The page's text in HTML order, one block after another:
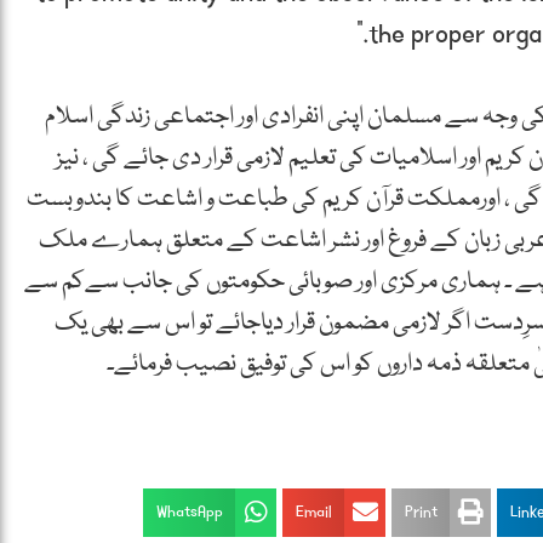
the proper
سے مسلمان اپنی انفرادی اور اجتماعی زندگی اسلام
اور اسلامیات کی تعلیم لازمی قرار دی جائے گی ، نیز
گی ، اورمملکت قرآن کریم کی طباعت و اشاعت کا بندوبست
زبان کے فروغ اور نشر اشاعت کے متعلق ہمارے ملک
۔ ہماری مرکزی اور صوبائی حکومتوں کی جانب سےکم سے
اگر لازمی مضمون قرار دیاجائے تو اس سے بھی یک
ذمہ داروں کو اس کی توفیق نصیب فرمائے۔
Print
Email
WhatsApp